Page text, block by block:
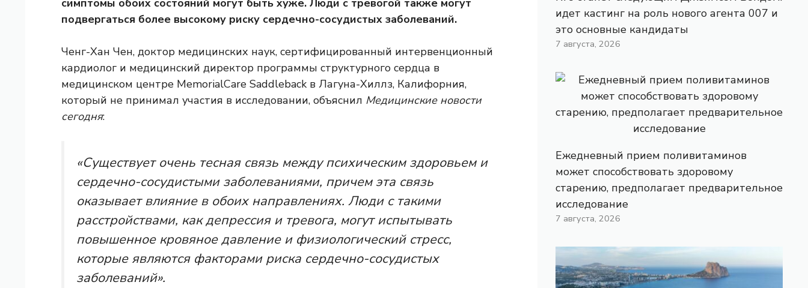
симптомы обоих состояний могут быть хуже. Люди с тревогой также могут
подвергаться более высокому риску сердечно-сосудистых заболеваний.
Ченг-Хан Чен, доктор медицинских наук, сертифицированный интервенционный
кардиолог и медицинский директор программы структурного сердца в
медицинском центре MemorialCare Saddleback в Лагуна-Хиллз, Калифорния,
который не принимал участия в исследовании, объяснил Медицинские новости
сегодня:
«Существует очень тесная связь между психическим здоровьем и
сердечно-сосудистыми заболеваниями, причем эта связь
оказывает влияние в обоих направлениях. Люди с такими
расстройствами, как депрессия и тревога, могут испытывать
повышенное кровяное давление и физиологический стресс,
которые являются факторами риска сердечно-сосудистых
заболеваний».
идет кастинг на роль нового агента 007 и
это основные кандидаты
7 августа, 2026
Ежедневный прием поливитаминов
может способствовать здоровому
старению, предполагает предварительное
исследование
7 августа, 2026